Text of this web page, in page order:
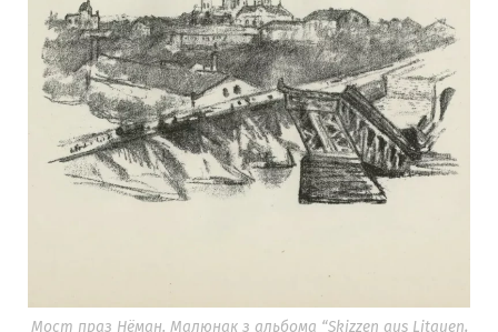
Мост праз Нёман. Малюнак з альбома “Skizzen aus Litauen,